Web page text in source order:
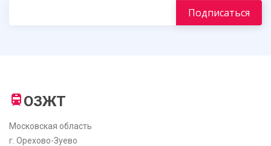
ОЗЖТ
Московская область
г. Орехово-Зуево